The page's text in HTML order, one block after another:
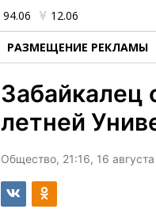
94.06 12.06
РАЗМЕЩЕНИЕ РЕКЛАМЫ
Забайкалец
летней
Общество, 21:16, 16 августа